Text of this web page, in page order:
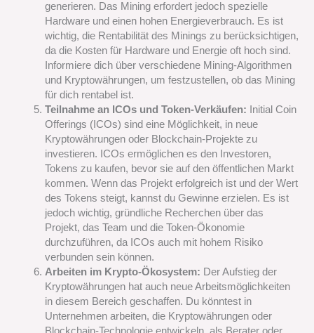
generieren. Das Mining erfordert jedoch spezielle
Hardware und einen hohen Energieverbrauch. Es ist
wichtig, die Rentabilität des Minings zu berücksichtigen,
da die Kosten für Hardware und Energie oft hoch sind.
Informiere dich über verschiedene Mining-Algorithmen
und Kryptowährungen, um festzustellen, ob das Mining
für dich rentabel ist.
Teilnahme an ICOs und Token-Verkäufen:
Initial Coin
Offerings (ICOs) sind eine Möglichkeit, in neue
Kryptowährungen oder Blockchain-Projekte zu
investieren. ICOs ermöglichen es den Investoren,
Tokens zu kaufen, bevor sie auf den öffentlichen Markt
kommen. Wenn das Projekt erfolgreich ist und der Wert
des Tokens steigt, kannst du Gewinne erzielen. Es ist
jedoch wichtig, gründliche Recherchen über das
Projekt, das Team und die Token-Ökonomie
durchzuführen, da ICOs auch mit hohem Risiko
verbunden sein können.
Arbeiten im Krypto-Ökosystem: Der Aufstieg der
Kryptowährungen hat auch neue Arbeitsmöglichkeiten
in diesem Bereich geschaffen. Du könntest in
Unternehmen arbeiten, die Kryptowährungen oder